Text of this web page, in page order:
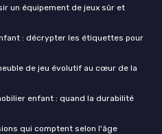
un équipement de jeux sûr et
: décrypter les étiquettes pour
de jeu évolutif au cœur de la
enfant : quand la durabilité
qui comptent selon l'âge